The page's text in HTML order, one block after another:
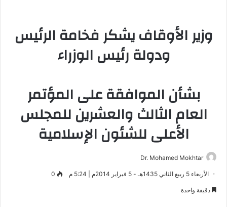
وزير الأوقاف يشكر فخامة الرئيس
ودولة رئيس الوزراء
بشأن الموافقة على المؤتمر
العام الثالث والعشرين للمجلس
الأعلى للشئون الإسلامية
Dr. Mohamed Mokhtar
الأربعاء 5 ربيع الثاني 1435هـ - 5 فبراير 2014م | 5:24 م 0
دقيقة واحدة